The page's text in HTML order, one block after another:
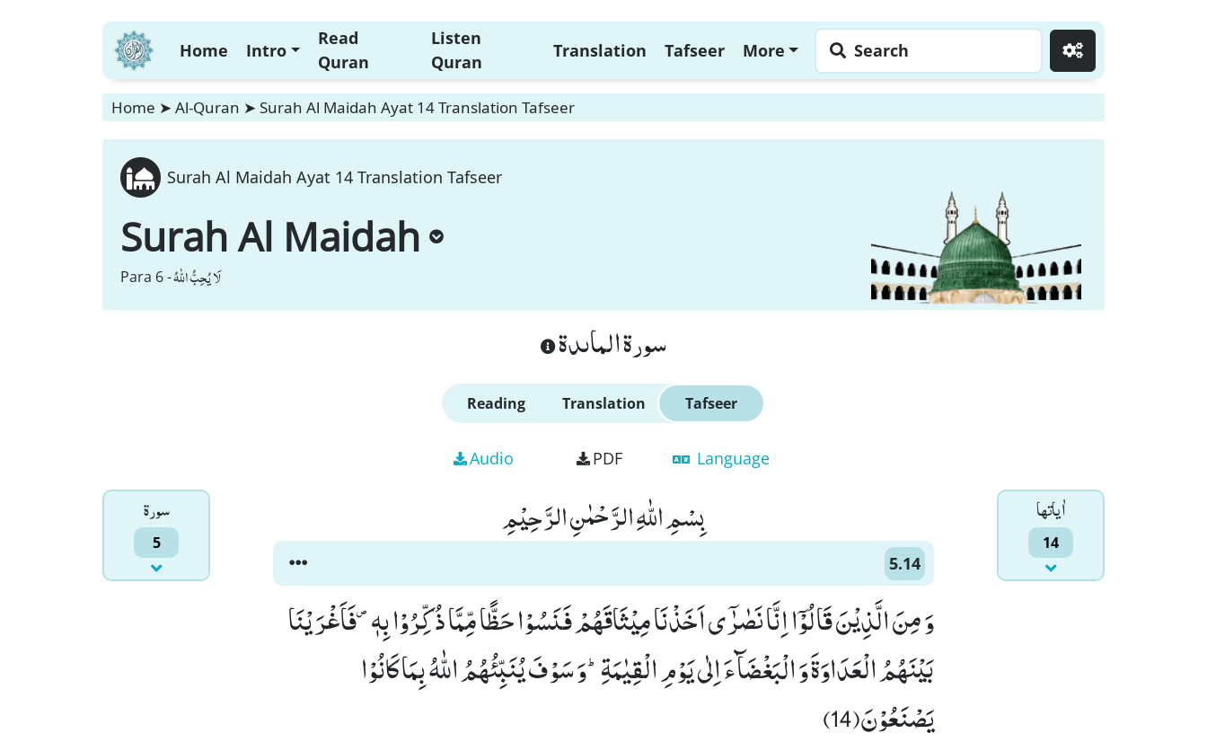
Home Intro
Read
Quran
Listen
Quran
Translation Tafseer More Search
Home ➤ Al-Quran ➤ Surah Al Maidah Ayat 14 Translation Tafseer
Surah Al Maidah Ayat 14 Translation Tafseer
Surah Al Maidah
Para 6 -لَا یُحِبُّ اللّٰهُ
سورة الماىدة
Reading Translation Tafseer
Audio PDF Language
سورۃ
5
اٰياتها
14
بِسْمِ اللّٰهِ الرَّحْمٰنِ الرَّحِیْمِ
5.14
وَ مِنَ الَّذِیْنَ قَالُوْۤا اِنَّا نَصٰرٰۤى اَخَذْنَا مِیْثَاقَهُمْ فَنَسُوْا حَظًّا مِّمَّا ذُكِّرُوْا بِهٖ۪-فَاَغْرَیْنَا
بَیْنَهُمُ الْعَدَاوَةَ وَ الْبَغْضَآءَ اِلٰى یَوْمِ الْقِیٰمَةِؕ-وَ سَوْفَ یُنَبِّئُهُمُ اللّٰهُ بِمَا كَانُوْا
یَصْنَعُوْنَ(14)